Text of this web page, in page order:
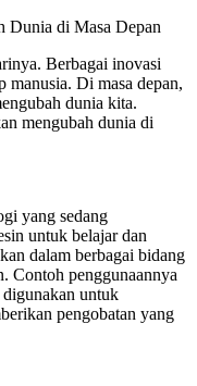
Dunia di Masa Depan
Berbagai inovasi
manusia. Di masa depan,
dunia kita.
mengubah dunia di
yang sedang
untuk belajar dan
dalam berbagai bidang
Contoh penggunaannya
digunakan untuk
pengobatan yang